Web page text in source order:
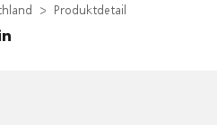
Produktdetail